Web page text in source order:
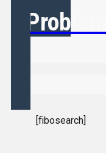
[fibosearch]